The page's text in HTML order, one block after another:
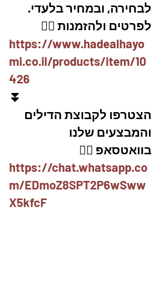
לבחירה, ובמחיר בלעדי.
לפרטים ולהזמנות 👇🏼
https://www.hadealhayo
mi.co.il/products/item/10
426
⏬
הצטרפו לקבוצת הדילים
והמבצעים שלנו
בוואטסאפ 👇🏽
https://chat.whatsapp.co
m/EDmoZ8SPT2P6wSww
X5kfcF